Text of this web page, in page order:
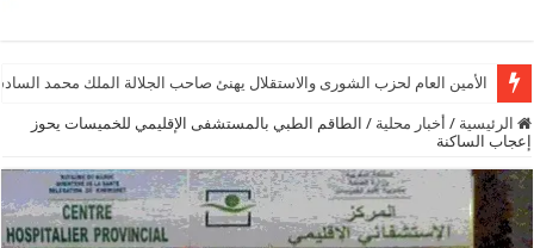
الأمين العام لحزب الشورى والاستقلال يهنئ صاحب الجلالة الملك محمد
الرئيسية / أخبار محلية / الطاقم الطبي بالمستشفى الإقليمي للخميسات يحوز
إعجاب الساكنة